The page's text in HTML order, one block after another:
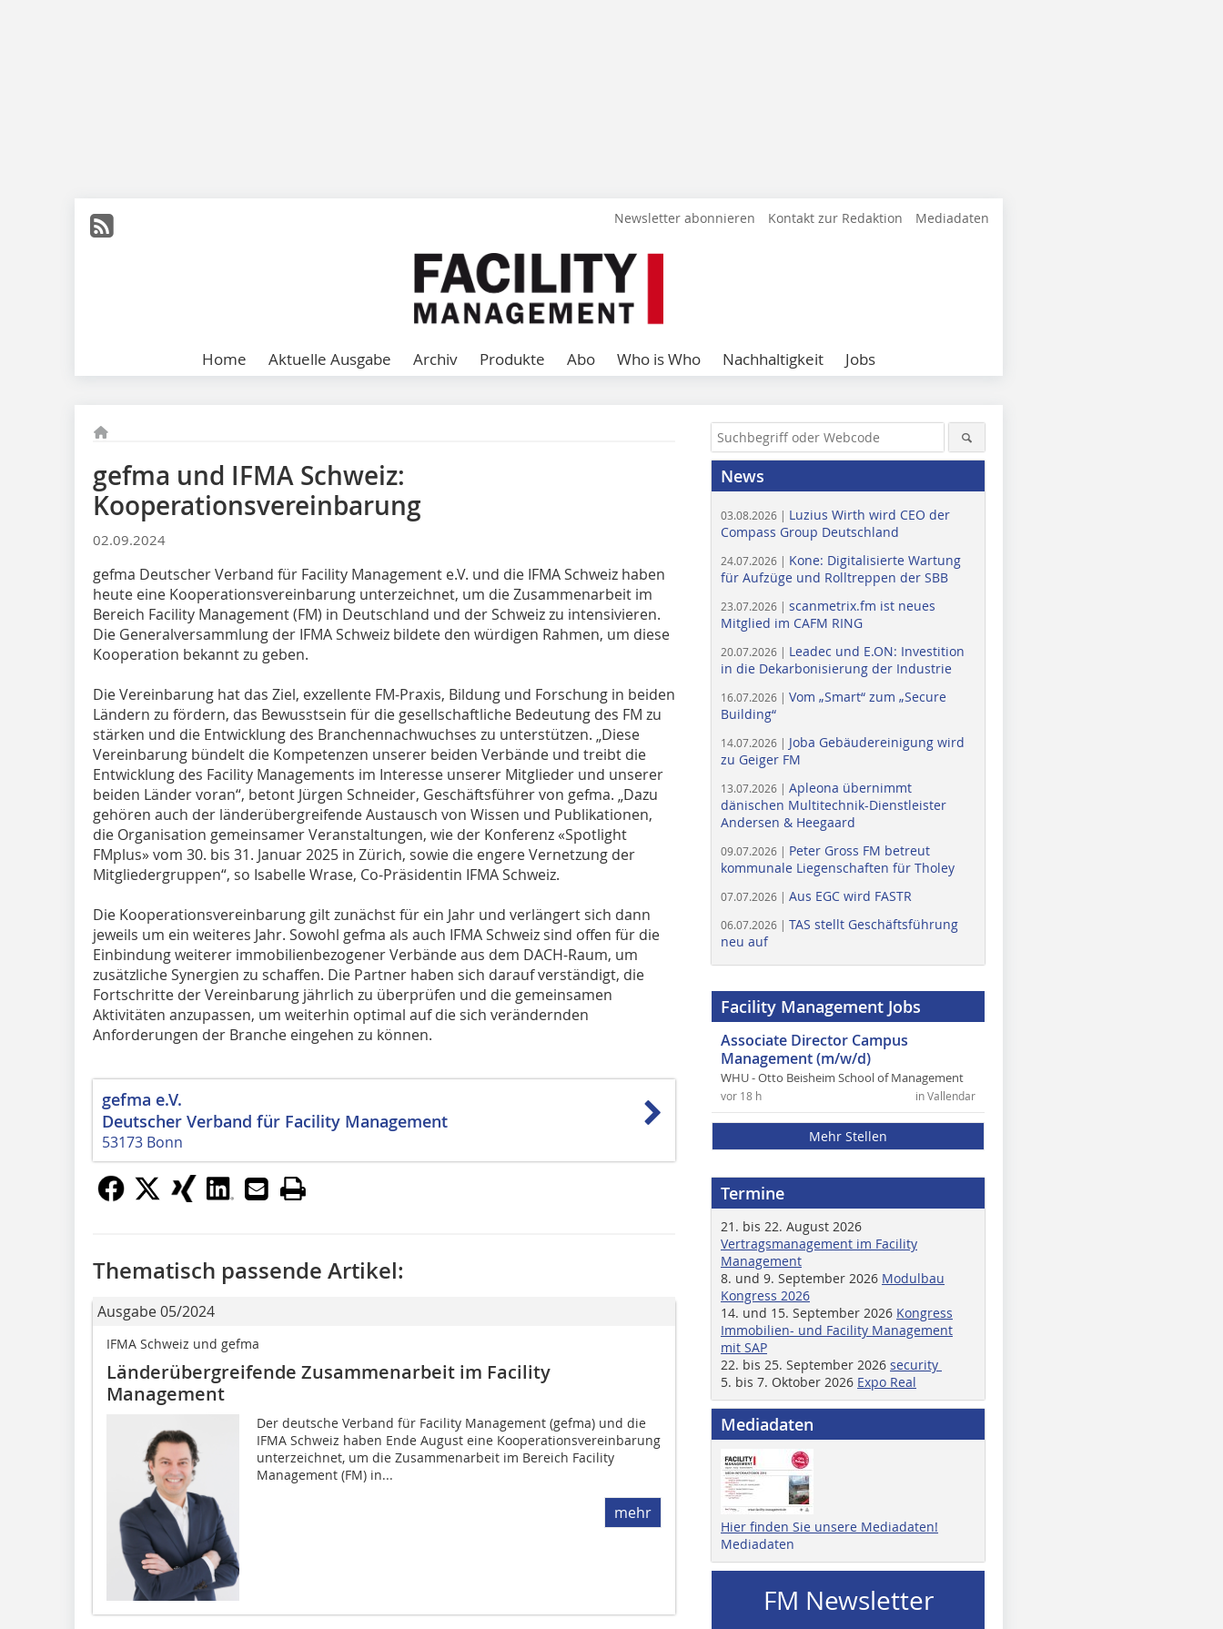
Newsletter abonnieren Kontakt zur Redaktion Mediadaten
Home Aktuelle Ausgabe Archiv Produkte Abo Who is Who Nachhaltigkeit Jobs
gefma und IFMA Schweiz:
Kooperationsvereinbarung
02.09.2024
gefma Deutscher Verband für Facility Management e.V. und die IFMA Schweiz haben
heute eine Kooperationsvereinbarung unterzeichnet, um die Zusammenarbeit im
Bereich Facility Management (FM) in Deutschland und der Schweiz zu intensivieren.
Die Generalversammlung der IFMA Schweiz bildete den würdigen Rahmen, um diese
Kooperation bekannt zu geben.
Die Vereinbarung hat das Ziel, exzellente FM-Praxis, Bildung und Forschung in beiden
Ländern zu fördern, das Bewusstsein für die gesellschaftliche Bedeutung des FM zu
stärken und die Entwicklung des Branchennachwuchses zu unterstützen. „Diese
Vereinbarung bündelt die Kompetenzen unserer beiden Verbände und treibt die
Entwicklung des Facility Managements im Interesse unserer Mitglieder und unserer
beiden Länder voran“, betont Jürgen Schneider, Geschäftsführer von gefma. „Dazu
gehören auch der länderübergreifende Austausch von Wissen und Publikationen,
die Organisation gemeinsamer Veranstaltungen, wie der Konferenz «Spotlight
FMplus» vom 30. bis 31. Januar 2025 in Zürich, sowie die engere Vernetzung der
Mitgliedergruppen“, so Isabelle Wrase, Co-Präsidentin IFMA Schweiz.
Die Kooperationsvereinbarung gilt zunächst für ein Jahr und verlängert sich dann
jeweils um ein weiteres Jahr. Sowohl gefma als auch IFMA Schweiz sind offen für die
Einbindung weiterer immobilienbezogener Verbände aus dem DACH-Raum, um
zusätzliche Synergien zu schaffen. Die Partner haben sich darauf verständigt, die
Fortschritte der Vereinbarung jährlich zu überprüfen und die gemeinsamen
Aktivitäten anzupassen, um weiterhin optimal auf die sich verändernden
Anforderungen der Branche eingehen zu können.
gefma e.V.
Deutscher Verband für Facility Management
53173 Bonn
Thematisch passende Artikel:
Ausgabe 05/2024
IFMA Schweiz und gefma
Länderübergreifende Zusammenarbeit im Facility
Management
Der deutsche Verband für Facility Management (gefma) und die
IFMA Schweiz haben Ende August eine Kooperationsvereinbarung
unterzeichnet, um die Zusammenarbeit im Bereich Facility
Management (FM) in...
mehr
News
03.08.2026 | Luzius Wirth wird CEO der
Compass Group Deutschland
24.07.2026 | Kone: Digitalisierte Wartung
für Aufzüge und Rolltreppen der SBB
23.07.2026 | scanmetrix.fm ist neues
Mitglied im CAFM RING
20.07.2026 | Leadec und E.ON: Investition
in die Dekarbonisierung der Industrie
16.07.2026 | Vom „Smart“ zum „Secure
Building“
14.07.2026 | Joba Gebäudereinigung wird
zu Geiger FM
13.07.2026 | Apleona übernimmt
dänischen Multitechnik-Dienstleister
Andersen & Heegaard
09.07.2026 | Peter Gross FM betreut
kommunale Liegenschaften für Tholey
07.07.2026 | Aus EGC wird FASTR
06.07.2026 | TAS stellt Geschäftsführung
neu auf
Facility Management Jobs
Associate Director Campus
Management (m/w/d)
WHU - Otto Beisheim School of Management
in Vallendar
vor 18 h
Mehr Stellen
Termine
21. bis 22. August 2026
Vertragsmanagement im Facility
Management
8. und 9. September 2026 Modulbau
Kongress 2026
14. und 15. September 2026 Kongress
Immobilien- und Facility Management
mit SAP
22. bis 25. September 2026 security
5. bis 7. Oktober 2026 Expo Real
Mediadaten
Hier finden Sie unsere Mediadaten!
Mediadaten
FM Newsletter